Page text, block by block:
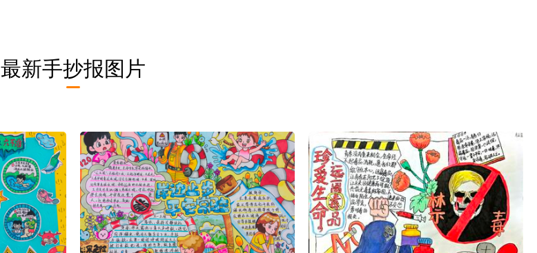
最新手抄报图片